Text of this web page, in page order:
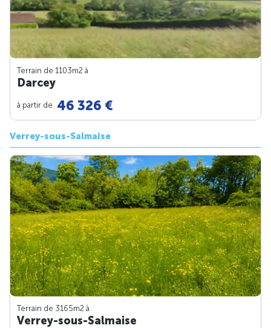
Terrain de 1103m2 à
Darcey
à partir de 46 326 €
Verrey-sous-Salmaise
Terrain de 3165m2 à
Verrey-sous-Salmaise